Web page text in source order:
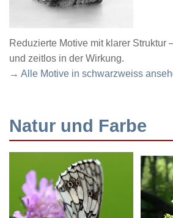
Reduzierte Motive mit klarer Struktur
und zeitlos in der Wirkung.
→ Alle Motive in schwarzweiss
Natur und Farbe